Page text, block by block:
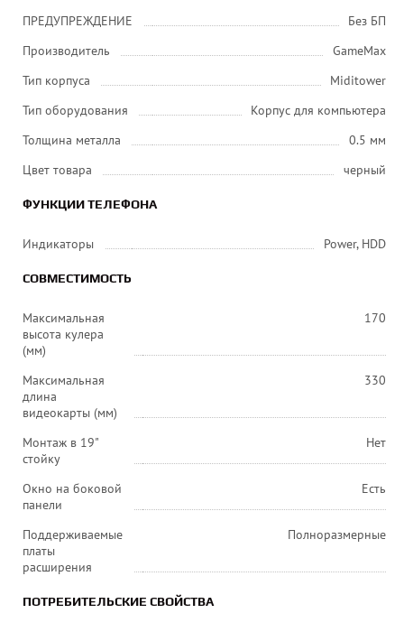
ПРЕДУПРЕЖДЕНИЕ
Без БП
Производитель
GameMax
Тип корпуса
Miditower
Тип оборудования
Корпус для компьютера
Толщина металла
0.5 мм
Цвет товара
черный
ФУНКЦИИ ТЕЛЕФОНА
Индикаторы Power, HDD
СОВМЕСТИМОСТЬ
Максимальная
высота кулера
(мм)
170
Максимальная
длина
видеокарты (мм)
330
Монтаж в 19"
стойку
Нет
Окно на боковой
панели
Есть
Поддерживаемые
платы
расширения
Полноразмерные
ПОТРЕБИТЕЛЬСКИЕ СВОЙСТВА